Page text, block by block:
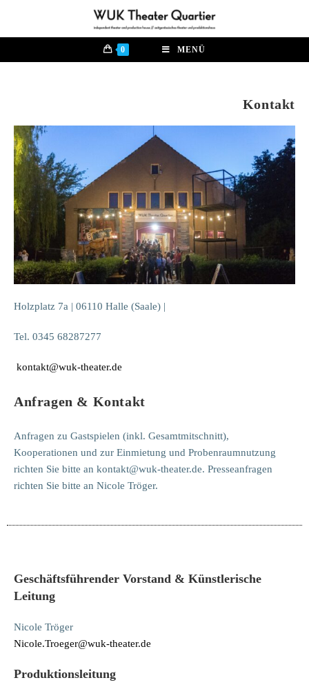
0 MENÜ
Kontakt
Holzplatz 7a | 06110 Halle (Saale) |
Tel. 0345 68287277
kontakt@wuk-theater.de
Anfragen & Kontakt
Anfragen zu Gastspielen (inkl. Gesamtmitschnitt),
Kooperationen und zur Einmietung und Probenraumnutzung
richten Sie bitte an kontakt@wuk-theater.de. Presseanfragen
richten Sie bitte an Nicole Tröger.
Geschäftsführender Vorstand & Künstlerische
Leitung
Nicole Tröger
Nicole.Troeger@wuk-theater.de
Produktionsleitung